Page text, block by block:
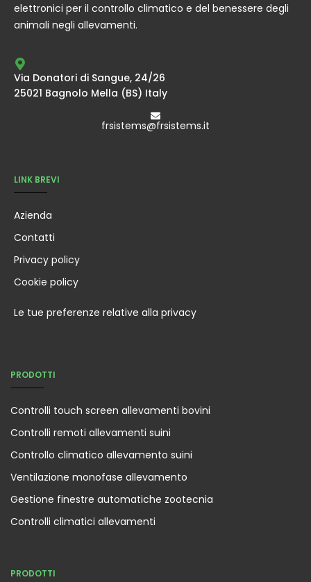
elettronici per il controllo climatico e del benessere degli
animali negli allevamenti.
Via Donatori di Sangue, 24/26
25021 Bagnolo Mella (BS) Italy
frsistems@frsistems.it
LINK BREVI
Azienda
Contatti
Privacy policy
Cookie policy
Le tue preferenze relative alla privacy
PRODOTTI
Controlli touch screen allevamenti bovini
Controlli remoti allevamenti suini
Controllo climatico allevamento suini
Ventilazione monofase allevamento
Gestione finestre automatiche zootecnia
Controlli climatici allevamenti
PRODOTTI